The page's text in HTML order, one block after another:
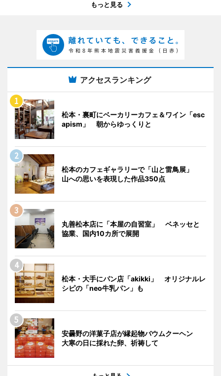
もっと見る
アクセスランキング
松本・裏町にベーカリーカフェ＆ワイン「esc
apism」 朝からゆっくりと
松本のカフェギャラリーで「山と雷鳥展」
山への思いを表現した作品350点
丸善松本店に「本屋の自習室」 ベネッセと
協業、国内10カ所で展開
松本・大手にパン店「akikki」 オリジナルレ
シピの「neo牛乳パン」も
安曇野の洋菓子店が縁起物バウムクーヘン
大寒の日に採れた卵、祈祷して